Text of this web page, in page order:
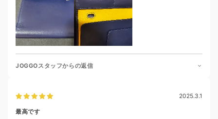
JOGGOスタッフからの返信
2025.3.1
最高です